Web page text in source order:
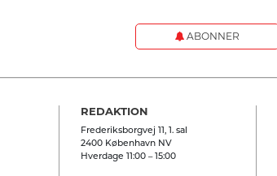
ABONNER
REDAKTION
Frederiksborgvej 11, 1. sal
2400 København NV
Hverdage 11:00 – 15:00